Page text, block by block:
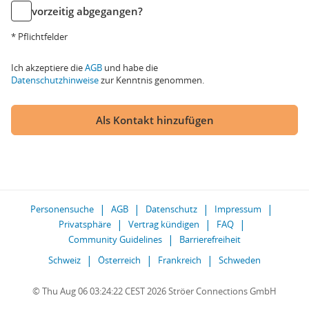
vorzeitig abgegangen?
* Pflichtfelder
Ich akzeptiere dieAGB und habe die
Datenschutzhinweisezur Kenntnis genommen.
Als Kontakt hinzufügen
Personensuche AGB Datenschutz
Impressum
Privatsphäre
Vertrag kündigen
FAQ
Community Guidelines
Barrierefreiheit
Schweiz
Österreich Frankreich Schweden
© Thu Aug 06 03:24:22 CEST 2026 Ströer Connections GmbH